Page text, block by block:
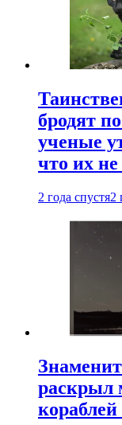
бродят
ученые
что их не
2 года спустя2
раскрыл
кораблей